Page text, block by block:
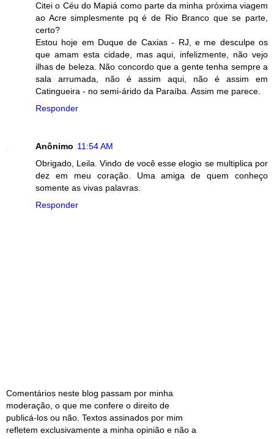
Citei o Céu do Mapiá como parte da minha próxima viagem
ao Acre simplesmente pq é de Rio Branco que se parte,
certo?
Estou hoje em Duque de Caxias - RJ, e me desculpe os
que amam esta cidade, mas aqui, infelizmente, não vejo
ilhas de beleza. Não concordo que a gente tenha sempre a
sala arrumada, não é assim aqui, não é assim em
Catingueira - no semi-árido da Paraíba. Assim me parece.
Responder
Anônimo 11:54 AM
Obrigado, Leila. Vindo de você esse elogio se multiplica por
dez em meu coração. Uma amiga de quem conheço
somente as vivas palavras.
Responder
Comentários neste blog passam por minha
moderação, o que me confere o direito de
publicá-los ou não. Textos assinados por mim
refletem exclusivamente a minha opinião e não a